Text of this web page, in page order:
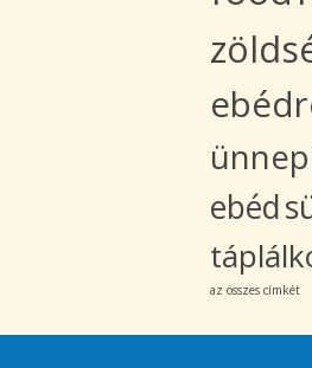
ebéd
az összes címkét